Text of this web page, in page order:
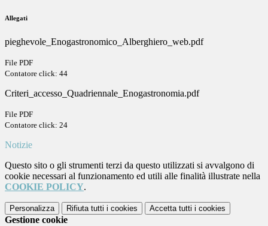
Allegati
pieghevole_Enogastronomico_Alberghiero_web.pdf
File PDF
Contatore click: 44
Criteri_accesso_Quadriennale_Enogastronomia.pdf
File PDF
Contatore click: 24
Notizie
Questo sito o gli strumenti terzi da questo utilizzati si avvalgono di
cookie necessari al funzionamento ed utili alle finalità illustrate nella
COOKIE POLICY.
Personalizza Rifiuta tutti i cookies Accetta tutti i cookies
Gestione cookie